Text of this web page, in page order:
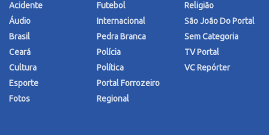
Acidente
Áudio
Brasil
Ceará
Cultura
Esporte
Fotos
Futebol
Internacional
Pedra Branca
Polícia
Política
Portal Forrozeiro
Regional
Religião
São João Do Portal
Sem Categoria
TV Portal
VC Repórter